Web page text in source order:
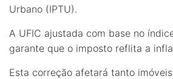
Urbano (IPTU).
A UFIC ajustada com base no
garante que o imposto reflita a
Esta correção afetará tanto